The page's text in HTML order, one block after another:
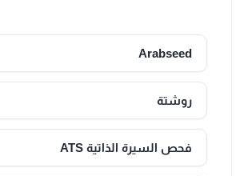
Arabseed
روشتة
فحص السيرة الذاتية ATS